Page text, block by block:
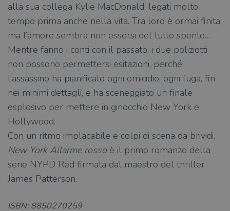
alla sua collega Kylie MacDonald, legati molto
tempo prima anche nella vita. Tra loro è ormai finita,
ma l’amore sembra non essersi del tutto spento…
Mentre fanno i conti con il passato, i due poliziotti
non possono permettersi esitazioni, perché
l’assassino ha pianificato ogni omicidio, ogni fuga, fin
nei minimi dettagli, e ha sceneggiato un finale
esplosivo per mettere in ginocchio New York e
Hollywood.
Con un ritmo implacabile e colpi di scena da brividi,
New York Allarme rosso è il primo romanzo della
serie NYPD Red firmata dal maestro del thriller
James Patterson.
ISBN: 8850270259